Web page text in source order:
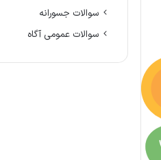
سوالات جسورانه
سوالات عمومی آگاه